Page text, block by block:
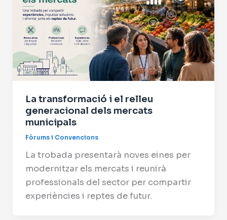
La transformació i el relleu
generacional dels mercats
municipals
Fòrums i Convencions
La trobada presentarà noves eines per
modernitzar els mercats i reunirà
professionals del sector per compartir
experiències i reptes de futur.